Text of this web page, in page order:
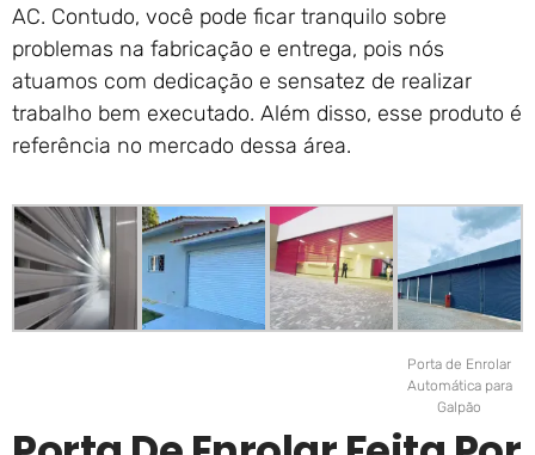
AC. Contudo, você pode ficar tranquilo sobre
problemas na fabricação e entrega, pois nós
atuamos com dedicação e sensatez de realizar
trabalho bem executado. Além disso, esse produto é
referência no mercado dessa área.
Porta de Enrolar
Automática para
Galpão